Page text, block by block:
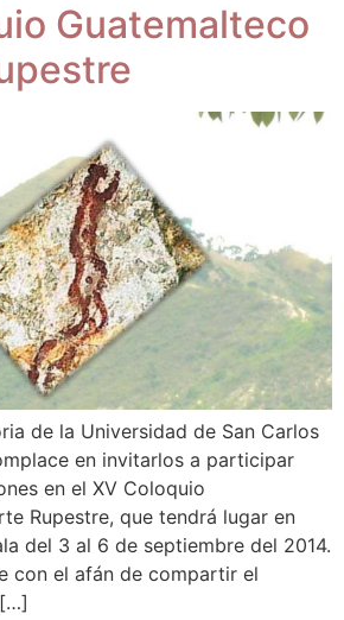
Guatemalteco
de la Universidad de San Carlos
en invitarlos a participar
en el XV Coloquio
Rupestre, que tendrá lugar en
del 3 al 6 de septiembre del 2014.
con el afán de compartir el